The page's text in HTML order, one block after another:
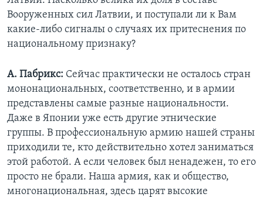
Вооруженных сил Латвии, и поступали ли к Вам
какие-либо сигналы о случаях их притеснения по
национальному признаку?
А. Пабрикс: Сейчас практически не осталось стран
мононациональных, соответственно, и в армии
представлены самые разные национальности.
Даже в Японии уже есть другие этнические
группы. В профессиональную армию нашей страны
приходили те, кто действительно хотел заниматься
этой работой. А если человек был ненадежен, то его
просто не брали. Наша армия, как и общество,
многонациональная, здесь царят высокие